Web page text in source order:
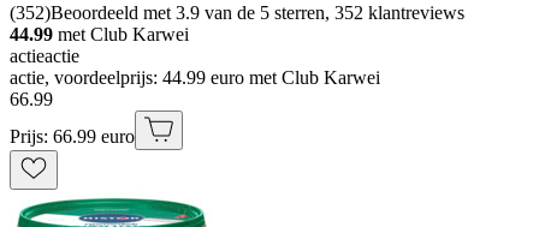
(352)Beoordeeld met 3.9 van de 5 sterren, 352 klantreviews
44.99 met Club Karwei
actieactie
actie, voordeelprijs: 44.99 euro met Club Karwei
66.99
Prijs: 66.99 euro